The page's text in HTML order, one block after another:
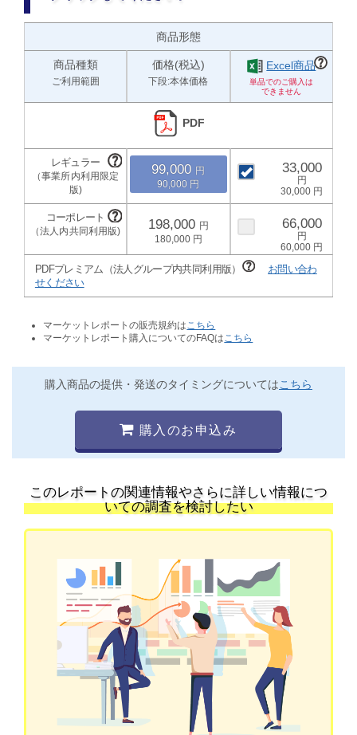
商品形態
商品種類
ご利用範囲
価格(税込)
下段:本体価格
Excel商品
PDF
99,000
90,000
33,000
30,000
198,000
180,000
66,000
60,000
PDFプレミアム（法人グループ内共同利用版）
お問い合わ
せください
マーケットレポートの販売規約は こちら
マーケットレポート購入についてのFAQは こちら
購入商品の提供・発送のタイミングについてはこちら
購入のお申込み
このレポートの関連情報やさらに詳しい情報につ
いての調査を検討したい